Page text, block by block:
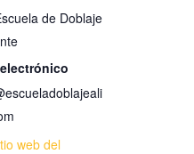
de Doblaje
web del